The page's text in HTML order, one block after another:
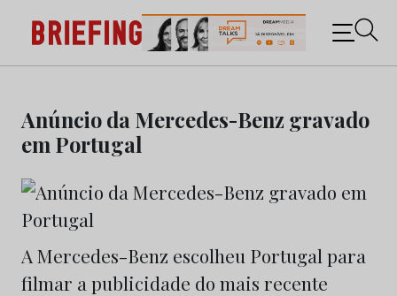
content
Briefing: Todas as notícias sobre os negócios do
Marketing e da Publicidade
Anúncio da Mercedes-Benz gravado
em Portugal
A Mercedes-Benz escolheu Portugal para
filmar a publicidade do mais recente